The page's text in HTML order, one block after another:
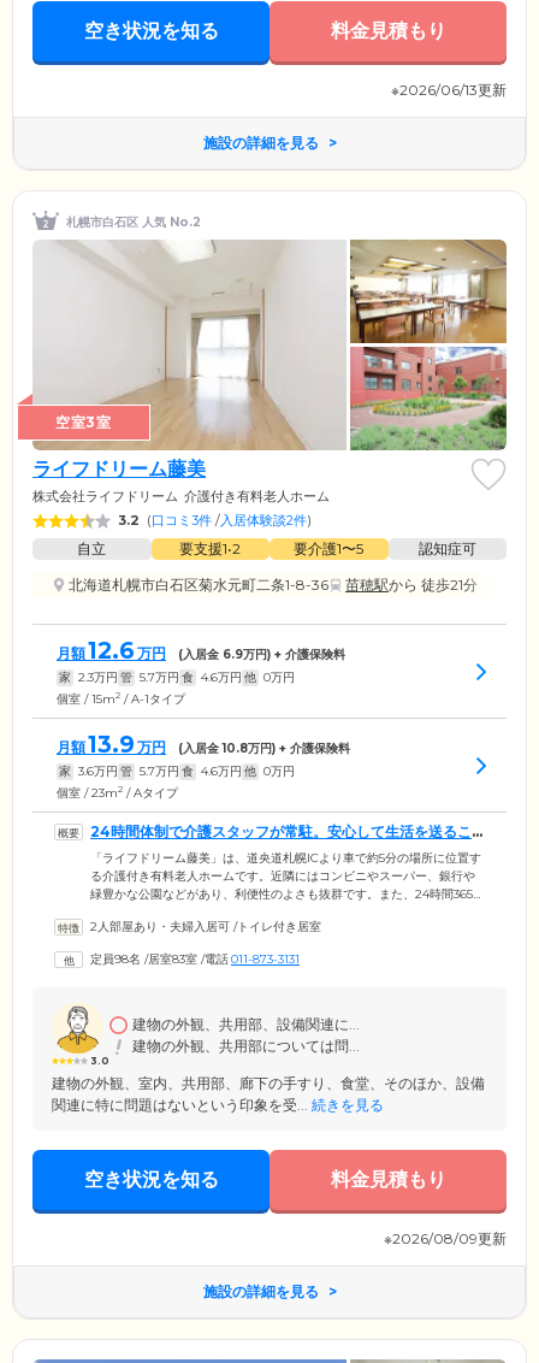
空き状況を知る 料金見積もり
※2026/06/13更新
施設の詳細を見る
札幌市白石区 人気 No.2
空室3室
ライフドリーム藤美
株式会社ライフドリーム 介護付き有料老人ホーム
3.2 (口コミ3件 /入居体験談2件)
自立 要支援1•2 要介護1〜5
認知症可
北海道札幌市白石区菊水元町二条1-8-36
苗穂駅から 徒歩21分
月額12.6 万円 (入居金 6.9万円) + 介護保険料
家 2.3万円 管 5.7万円 食 4.6万円 他 0万円
個室 / 15m2 / A-1タイプ
月額13.9 万円 (入居金10.8万円) + 介護保険料
家 3.6万円 管 5.7万円 食 4.6万円 他 0万円
個室 / 23m2 / Aタイプ
24時間体制で介護スタッフが常駐。安心して生活を送るこ
とができます
「ライフドリーム藤美」は、道央道札幌ICより車で約5分の場所に位置す
る介護付き有料老人ホームです。近隣にはコンビニやスーパー、銀行や
緑豊かな公園などがあり、利便性のよさも抜群です。また、24時間365日
フたちが、ご入居者様お一人おひとりのお気持ちに寄り添いながら日々
回の訪問診療や健康相談などを実施。急な体調不良の際も、迅速にに対
2人部屋あり・夫婦入居可 /トイレ付き居室
定員98名 /居室83室 /電話011-873-3131
3.0
建物の外観、共用部、設備関連に...
建物の外観、共用部については問...
建物の外観、室内、共用部、廊下の手すり、食堂、そのほか、設備
関連に特に問題はないという印象を受... 続きを見る
空き状況を知る 料金見積もり
※2026/08/09更新
施設の詳細を見る